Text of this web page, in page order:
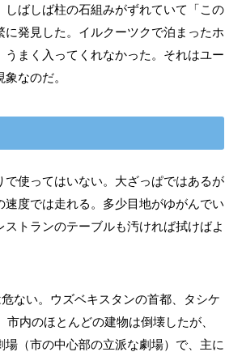
ばしば柱の石組みがずれていて「この
発見した。イルクーツクで泊まったホ
まく入ってくれなかった。それはユー
なのだ。
使ってはいない。大ざっぱではあるが
度では走れる。多少目地がゆがんでい
トランのテーブルも汚ければ拭けばよ
ない。ウズベキスタンの首都、タシケ
内のほとんどの建物は倒壊したが、
（市の中心部の立派な劇場）で、主に